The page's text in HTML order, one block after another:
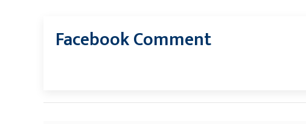
Facebook Comment